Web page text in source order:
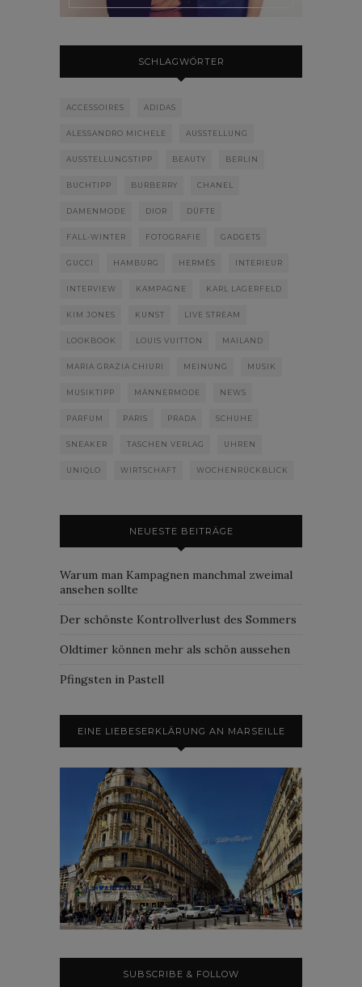
SCHLAGWÖRTER
ACCESSOIRES ADIDAS
ALESSANDRO MICHELE AUSSTELLUNG
AUSSTELLUNGSTIPP BEAUTY BERLIN
BUCHTIPP BURBERRY CHANEL
DAMENMODE DIOR DÜFTE
FALL-WINTER FOTOGRAFIE GADGETS
GUCCI HAMBURG HERMÈS INTERIEUR
INTERVIEW KAMPAGNE KARL LAGERFELD
KIM JONES KUNST LIVE STREAM
LOOKBOOK LOUIS VUITTON MAILAND
MARIA GRAZIA CHIURI MEINUNG MUSIK
MUSIKTIPP MÄNNERMODE NEWS
PARFUM PARIS PRADA SCHUHE
SNEAKER TASCHEN VERLAG UHREN
UNIQLO WIRTSCHAFT WOCHENRÜCKBLICK
NEUESTE BEITRÄGE
Warum man Kampagnen manchmal zweimal
ansehen sollte
Der schönste Kontrollverlust des Sommers
Oldtimer können mehr als schön aussehen
Pfingsten in Pastell
EINE LIEBESERKLÄRUNG AN MARSEILLE
SUBSCRIBE & FOLLOW